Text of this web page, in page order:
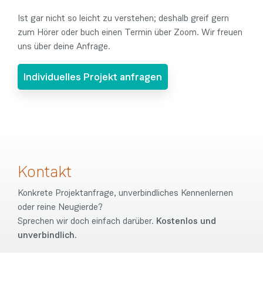
Ist gar nicht so leicht zu verstehen; deshalb greif gern
zum Hörer oder buch einen Termin über Zoom. Wir freuen
uns über deine Anfrage.
Individuelles Projekt anfragen
Kontakt
Konkrete Projektanfrage, unverbindliches Kennenlernen
oder reine Neugierde?
Sprechen wir doch einfach darüber. Kostenlos und
unverbindlich.